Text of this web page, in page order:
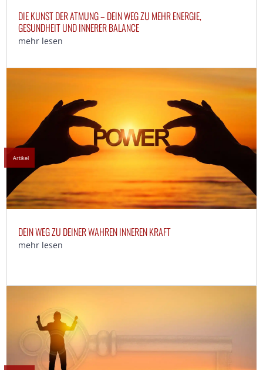
DIE KUNST DER ATMUNG – DEIN WEG ZU MEHR ENERGIE,
GESUNDHEIT UND INNERER BALANCE
mehr lesen
DEIN WEG ZU DEINER WAHREN INNEREN KRAFT
Artikel
mehr lesen